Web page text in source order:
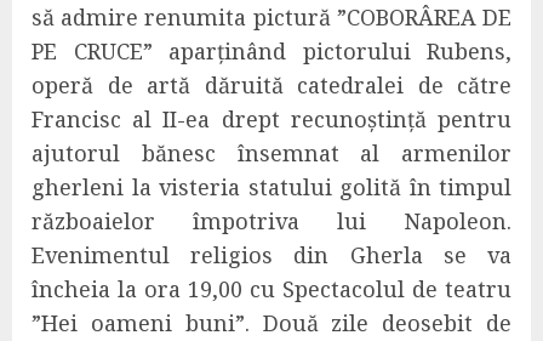
să admire renumita pictură ”COBORÂREA DE
PE CRUCE” aparținând pictorului Rubens,
operă de artă dăruită catedralei de către
Francisc al II-ea drept recunoștință pentru
ajutorul bănesc însemnat al armenilor
gherleni la visteria statului golită în timpul
războaielor împotriva lui Napoleon.
Evenimentul religios din Gherla se va
încheia la ora 19,00 cu Spectacolul de teatru
”Hei oameni buni”. Două zile deosebit de